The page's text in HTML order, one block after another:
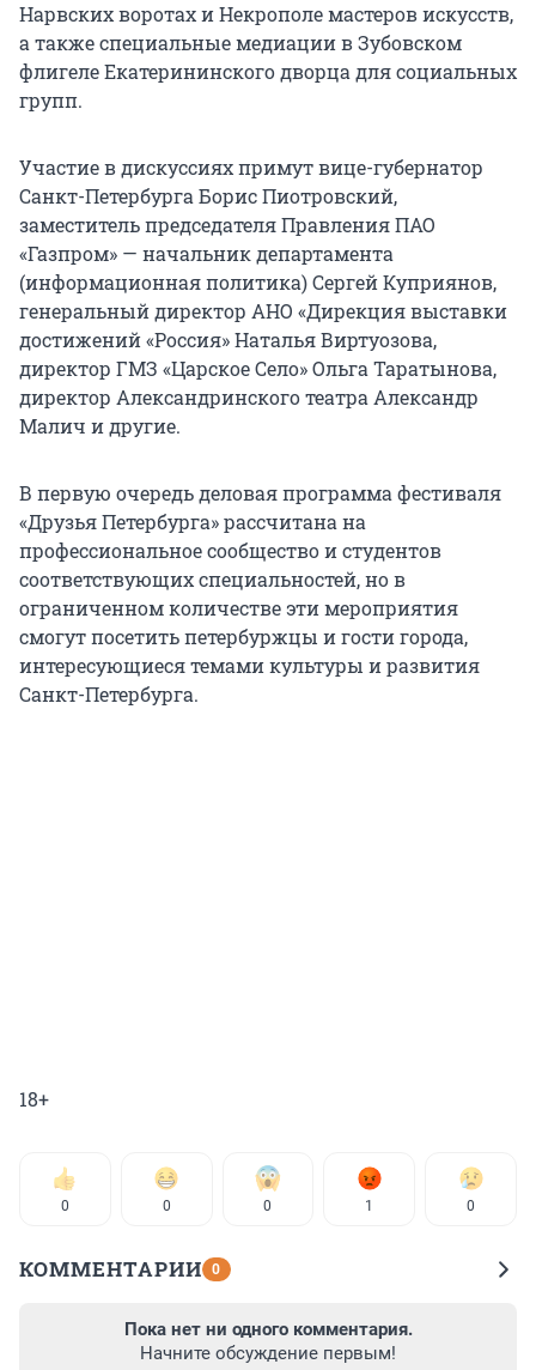
Нарвских воротах и Некрополе мастеров искусств,
а также специальные медиации в Зубовском
флигеле Екатерининского дворца для социальных
групп.
Участие в дискуссиях примут вице-губернатор
Санкт-Петербурга Борис Пиотровский,
заместитель председателя Правления ПАО
«Газпром» — начальник департамента
(информационная политика) Сергей Куприянов,
генеральный директор АНО «Дирекция выставки
достижений «Россия» Наталья Виртуозова,
директор ГМЗ «Царское Село» Ольга Таратынова,
директор Александринского театра Александр
Малич и другие.
В первую очередь деловая программа фестиваля
«Друзья Петербурга» рассчитана на
профессиональное сообщество и студентов
соответствующих специальностей, но в
ограниченном количестве эти мероприятия
смогут посетить петербуржцы и гости города,
интересующиеся темами культуры и развития
Санкт-Петербурга.
18+
0 0 0 1 0
КОММЕНТАРИИ 0
Пока нет ни одного комментария.
Начните обсуждение первым!